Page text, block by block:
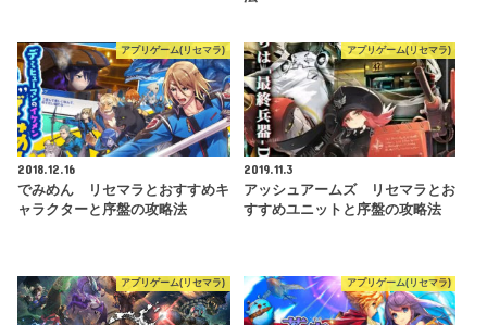
アプリゲーム(リセマラ)
2018.12.16
でみめん リセマラとおすすめキ
ャラクターと序盤の攻略法
アプリゲーム(リセマラ)
2019.11.3
アッシュアームズ リセマラとお
すすめユニットと序盤の攻略法
アプリゲーム(リセマラ) アプリゲーム(リセマラ)